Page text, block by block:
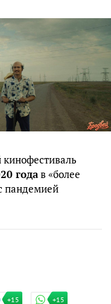
годав «более
пандемией
+15 +15